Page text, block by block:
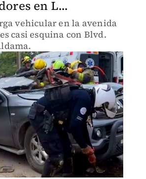
en L...
vehicular en la avenida
casi esquina con Blvd.